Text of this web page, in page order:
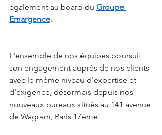
également au board du Groupe
Emargence.
L'ensemble de nos équipes poursuit
son engagement auprès de nos clients
avec le même niveau d'expertise et
d'exigence, désormais depuis nos
nouveaux bureaux situés au 141 avenue
de Wagram, Paris 17ème.